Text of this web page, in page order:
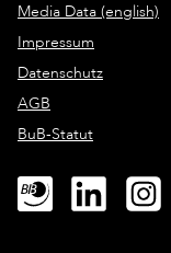
Media Data (english)
Impressum
Datenschutz
AGB
BuB-Statut